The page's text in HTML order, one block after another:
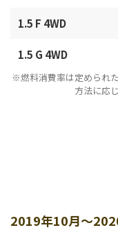
1.5 F 4WD
1.5 G 4WD
※燃料消費率は定められ
方法に応
2019年10月～